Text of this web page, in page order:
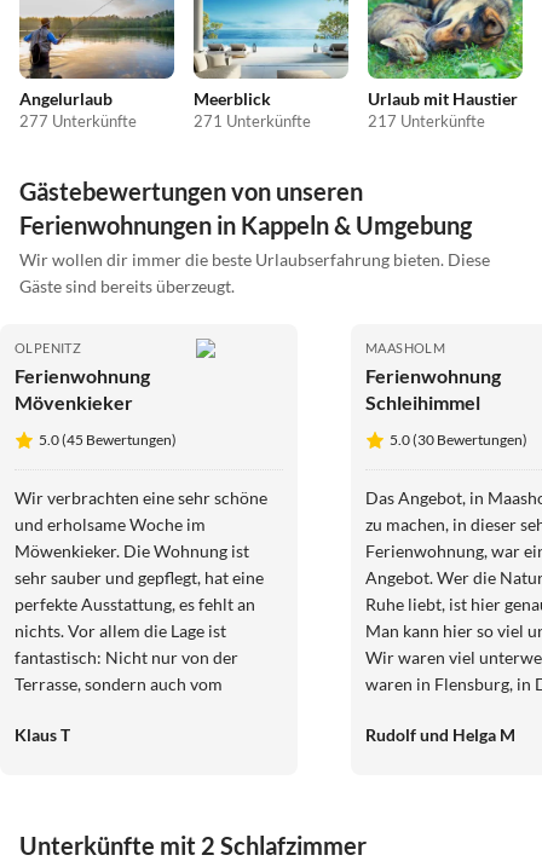
Angelurlaub
277 Unterkünfte
Meerblick
271 Unterkünfte
Urlaub mit Haustier
217 Unterkünfte
Gästebewertungen von unseren
Ferienwohnungen in Kappeln & Umgebung
Wir wollen dir immer die beste Urlaubserfahrung bieten. Diese
Gäste sind bereits überzeugt.
OLPENITZ
Ferienwohnung
Mövenkieker
5.0 (45 Bewertungen)
Wir verbrachten eine sehr schöne
und erholsame Woche im
Möwenkieker. Die Wohnung ist
sehr sauber und gepflegt, hat eine
perfekte Ausstattung, es fehlt an
nichts. Vor allem die Lage ist
fantastisch: Nicht nur von der
Terrasse, sondern auch vom
Grad-Blick aufs Hafenbecken mit
Schleimündung mit tollen
Klaus T
MAASHOLM
Ferienwohnung
Schleihimmel
5.0 (30 Bewertungen)
Das Angebot, in
zu machen, in dieser
Ferienwohnung, war
Angebot. Wer die Natur und die
Ruhe liebt, ist hier
Man kann hier so viel
Wir waren viel
waren in Flensburg, in
Küste entlang, bis
sind sehr dankbar für
Rudolf und Helga M
Unterkünfte mit 2 Schlafzimmer